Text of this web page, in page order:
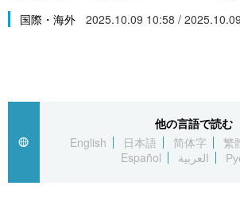
経済・ビジネス
社会
文化
科学・技術
国際・海外 2025.10.09 10:58 /
他の言語で読む
English
日本語 简体字 繁
Español
العربية